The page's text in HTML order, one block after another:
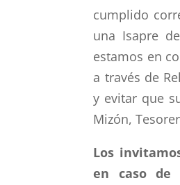
cumplido
una Isapre
estamos en
a través de
y evitar que
Mizón,
Los
en caso de